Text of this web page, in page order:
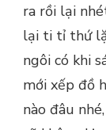
ra rồi lại
lại ti tỉ thứ
ngôi có khi
mới xếp đồ
nào đâu